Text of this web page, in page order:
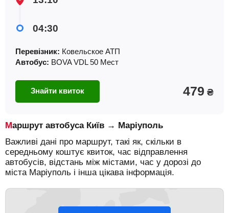
04:30
Перевізник: Ковельское АТП
Автобус: BOVA VDL 50 Мест
Знайти квиток 479 ₴
Маршрут автобуса Київ → Маріуполь
Важливі дані про маршрут, такі як, скільки в
середньому коштує квиток, час відправлення
автобусів, відстань між містами, час у дорозі до
міста Маріуполь і інша цікава інформація.